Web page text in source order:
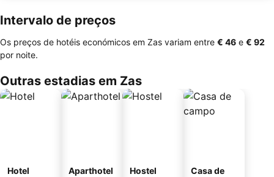
Intervalo de preços
Os preços de hotéis económicos em Zas variam entre ‎€ 46 e ‎€ 92
por noite.
Outras estadias em Zas
Hotel Aparthotel Hostel
Casa de